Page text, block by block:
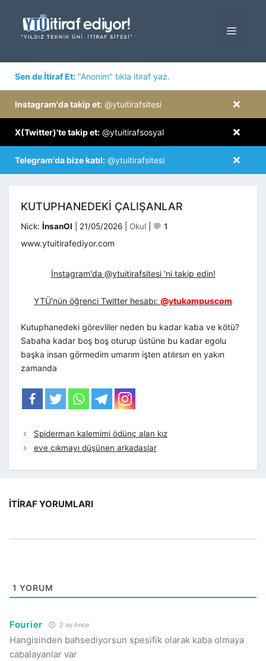
MENÜ
Sen de İtiraf Et: "Anonim" tıkla itiraf yaz.
×
Instagram'da takip et: @ytuitirafsitesi
×
X(Twitter)'te takip et: @ytuitirafsosyal
×
Telegram'da bize katıl: @ytuitirafsitesi
KUTUPHANEDEKI ÇALIŞANLAR
Nick: İnsanOl 21/05/2026 Kategoriler
Okul 💬 1
www.ytuitirafediyor.com
İnstagram'da @ytuitirafsitesi 'ni takip edin!
YTÜ'nün öğrenci Twitter hesabı: @ytukampuscom
Kutuphanedeki görevliler neden bu kadar kaba ve kötü?
Sabaha kadar boş boş oturup üstüne bu kadar egolu
başka insan görmedim umarım işten atılırsın en yakın
zamanda
Spiderman kalemimi ödünç alan kız
eve çıkmayı düşünen arkadaslar
İTIRAF YORUMLARI
1 YORUM
Fourier 2 ay önce
Hangisinden bahsediyorsun spesifik olarak kaba olmaya
cabalayanlar var